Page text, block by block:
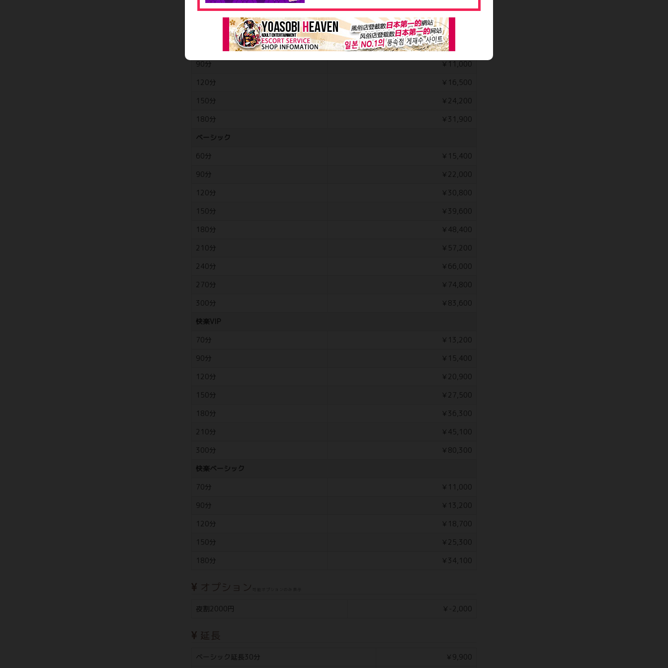
300分
￥64,900
￥8,800
90分
￥11,000
120分
￥16,500
150分
￥24,200
180分
￥31,900
ベーシック
60分
￥15,400
90分
￥22,000
120分
￥30,800
150分
￥39,600
180分
￥48,400
210分
￥57,200
240分
￥66,000
270分
￥74,800
300分
￥83,600
快楽VIP
70分
￥13,200
90分
￥15,400
120分
￥20,900
150分
￥27,500
180分
￥36,300
210分
￥45,100
300分
￥80,300
快楽ベーシック
70分
￥11,000
90分
￥13,200
120分
￥18,700
150分
￥25,300
180分
￥34,100
オプション
夜割2000円 ￥-2,000
延長
ベーシック延長30分 ￥9,900